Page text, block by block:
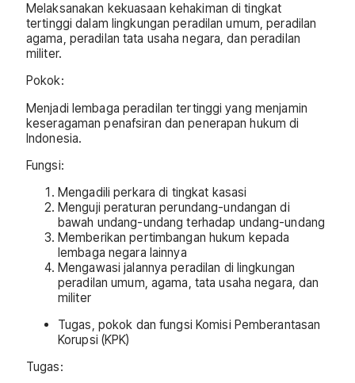
Melaksanakan kekuasaan kehakiman di tingkat
tertinggi dalam lingkungan peradilan umum, peradilan
agama, peradilan tata usaha negara, dan peradilan
militer.
Pokok:
Menjadi lembaga peradilan tertinggi yang menjamin
keseragaman penafsiran dan penerapan hukum di
Indonesia.
Fungsi:
Mengadili perkara di tingkat kasasi
Menguji peraturan perundang-undangan di
bawah undang-undang terhadap undang-undang
Memberikan pertimbangan hukum kepada
lembaga negara lainnya
Mengawasi jalannya peradilan di lingkungan
peradilan umum, agama, tata usaha negara, dan
militer
Tugas, pokok dan fungsi Komisi Pemberantasan
Korupsi (KPK)
Tugas: